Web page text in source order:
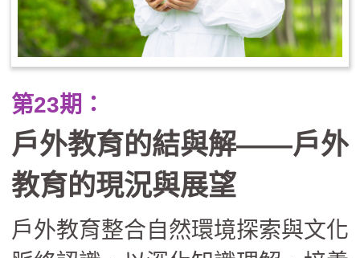
遞轉向生命轉化。這些看似「不務
正業」的戶外學習課程，實則有效
減）與心理韌性，並重建了學校、
社區與家長間的信任關係，證明了
將世界當作教室，能培養出更具適
應力與善良品質的下一代。
第23期：
戶外教育的結與解——戶外
教育的現況與展望
戶外教育整合自然環境探索與文化